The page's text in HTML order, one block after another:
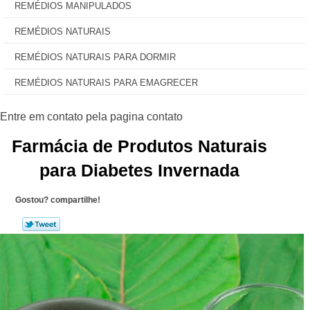
REMÉDIOS MANIPULADOS
REMÉDIOS NATURAIS
REMÉDIOS NATURAIS PARA DORMIR
REMÉDIOS NATURAIS PARA EMAGRECER
Farmácia de Produtos Naturais
para Diabetes Invernada
Gostou? compartilhe!